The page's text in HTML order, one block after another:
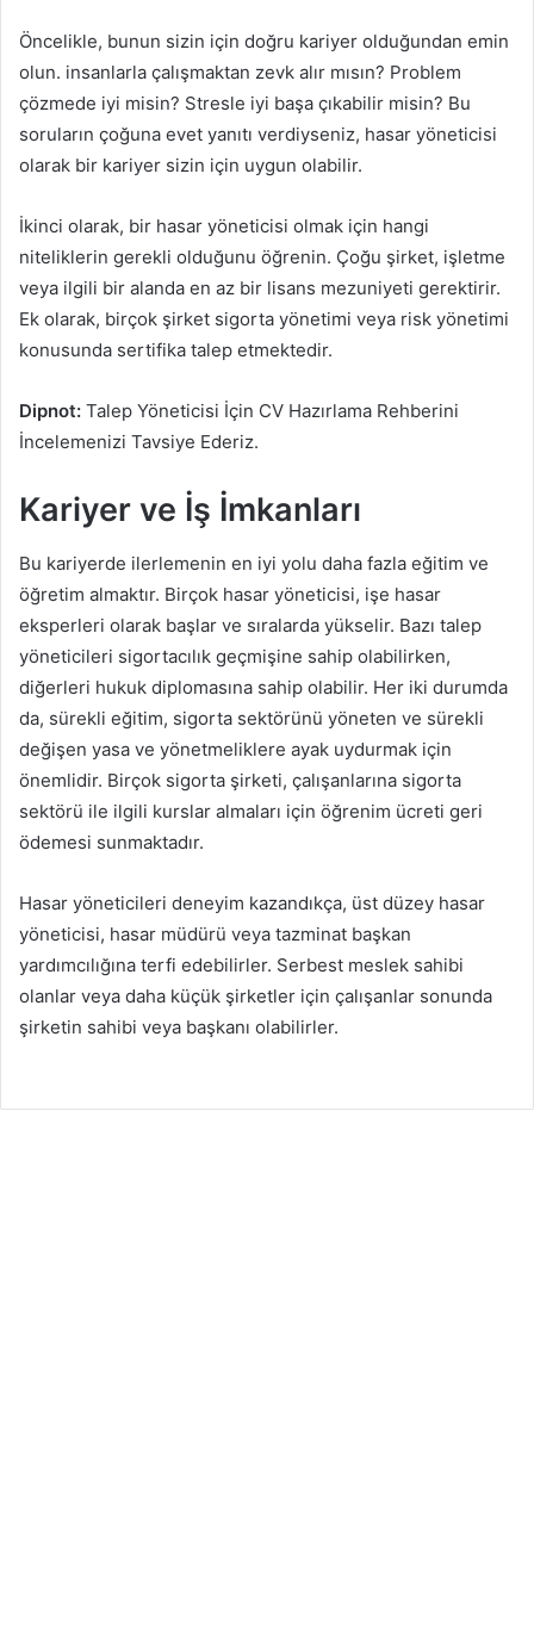
Öncelikle, bunun sizin için doğru kariyer olduğundan emin
olun. insanlarla çalışmaktan zevk alır mısın? Problem
çözmede iyi misin? Stresle iyi başa çıkabilir misin? Bu
soruların çoğuna evet yanıtı verdiyseniz, hasar yöneticisi
olarak bir kariyer sizin için uygun olabilir.
İkinci olarak, bir hasar yöneticisi olmak için hangi
niteliklerin gerekli olduğunu öğrenin. Çoğu şirket, işletme
veya ilgili bir alanda en az bir lisans mezuniyeti gerektirir.
Ek olarak, birçok şirket sigorta yönetimi veya risk yönetimi
konusunda sertifika talep etmektedir.
Dipnot: Talep Yöneticisi İçin CV Hazırlama Rehberini
İncelemenizi Tavsiye Ederiz.
Kariyer ve İş İmkanları
Bu kariyerde ilerlemenin en iyi yolu daha fazla eğitim ve
öğretim almaktır. Birçok hasar yöneticisi, işe hasar
eksperleri olarak başlar ve sıralarda yükselir. Bazı talep
yöneticileri sigortacılık geçmişine sahip olabilirken,
diğerleri hukuk diplomasına sahip olabilir. Her iki durumda
da, sürekli eğitim, sigorta sektörünü yöneten ve sürekli
değişen yasa ve yönetmeliklere ayak uydurmak için
önemlidir. Birçok sigorta şirketi, çalışanlarına sigorta
sektörü ile ilgili kurslar almaları için öğrenim ücreti geri
ödemesi sunmaktadır.
Hasar yöneticileri deneyim kazandıkça, üst düzey hasar
yöneticisi, hasar müdürü veya tazminat başkan
yardımcılığına terfi edebilirler. Serbest meslek sahibi
olanlar veya daha küçük şirketler için çalışanlar sonunda
şirketin sahibi veya başkanı olabilirler.